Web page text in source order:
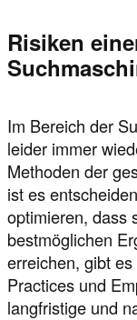
Risiken
Im Bereich der
leider immer
Methoden der
ist es
optimieren, dass
bestmöglichen
erreichen, gibt
Practices und
langfristige und